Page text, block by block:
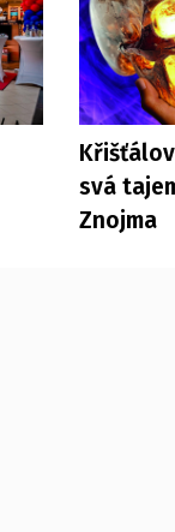
svá
Znojma